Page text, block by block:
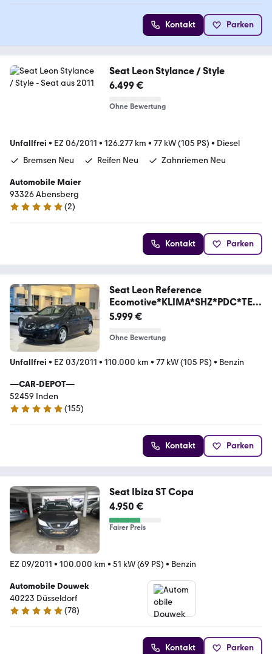
Kontakt Parken
Seat Leon Stylance / Style
6.499 €
Ohne Bewertung
Unfallfrei • EZ 06/2011 • 126.277 km • 77 kW (105 PS) • Diesel
Bremsen Neu
Reifen Neu Zahnriemen Neu
Automobile Maier
93326 Abensberg
5 Sterne
(2)
Kontakt Parken
Seat Leon Reference
Ecomotive*KLIMA*SHZ*PDC*TEM
P.*USB
5.999 €
Ohne Bewertung
Unfallfrei • EZ 03/2011 • 110.000 km • 77 kW (105 PS) • Benzin
—CAR-DEPOT—
52459 Inden
4.9 Sterne
(155)
Kontakt Parken
Seat Ibiza ST Copa
4.950 €
Fairer Preis
EZ 09/2011 • 100.000 km • 51 kW (69 PS) • Benzin
Automobile Douwek
40223 Düsseldorf
4.8 Sterne
(78)
Kontakt Parken